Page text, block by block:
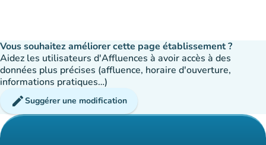
Vous souhaitez améliorer cette page établissement ?
Aidez les utilisateurs d'Affluences à avoir accès à des
données plus précises (affluence, horaire d'ouverture,
informations pratiques…)
editSuggérer une modification